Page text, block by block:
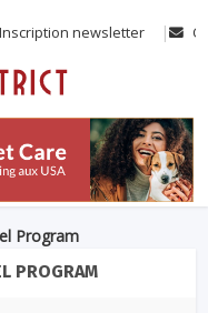
Inscription newsletter
Program
PROGRAM